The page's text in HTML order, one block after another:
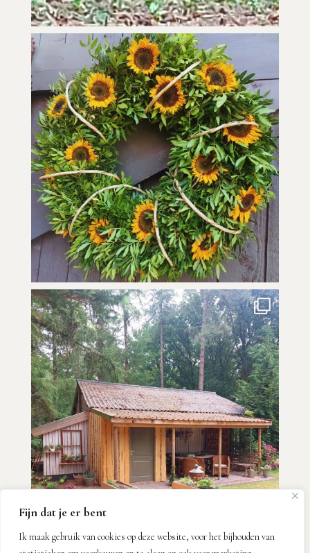
Fijn dat je er bent
Ik maak gebruik van cookies op deze website, voor het bijhouden van